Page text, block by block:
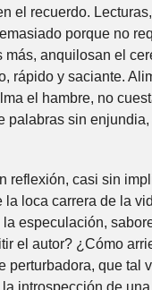
el recuerdo.
porque no
más, anquilosan el
rápido y saciante.
el hambre, no
palabras sin
reflexión, casi sin
la loca carrera de la
la especulación,
el autor? ¿Cómo
perturbadora, que tal
introspección de